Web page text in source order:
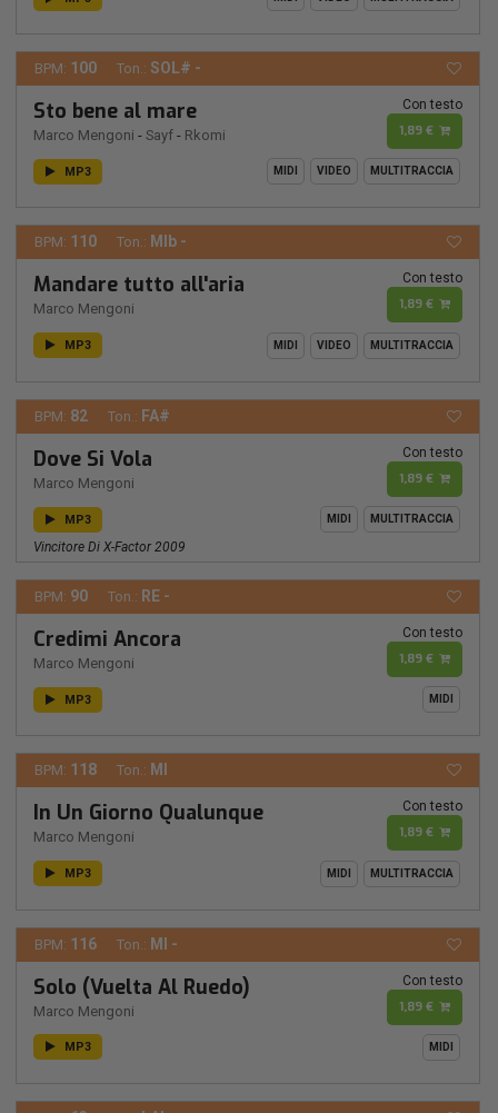
BPM: 100 Ton.: SOL# -
Sto bene al mare
Marco Mengoni - Sayf - Rkomi
Con testo
1,89 €
MP3 MIDI VIDEO MULTITRACCIA
BPM: 110 Ton.: MIb -
Mandare tutto all'aria
Marco Mengoni
Con testo
1,89 €
MP3 MIDI VIDEO MULTITRACCIA
BPM: 82 Ton.: FA#
Dove Si Vola
Marco Mengoni
Con testo
1,89 €
MP3 MIDI MULTITRACCIA
Vincitore Di X-Factor 2009
BPM: 90 Ton.: RE -
Credimi Ancora
Marco Mengoni
Con testo
1,89 €
MP3 MIDI
BPM: 118 Ton.: MI
In Un Giorno Qualunque
Marco Mengoni
Con testo
1,89 €
MP3 MIDI MULTITRACCIA
BPM: 116 Ton.: MI -
Solo (Vuelta Al Ruedo)
Marco Mengoni
Con testo
1,89 €
MP3 MIDI